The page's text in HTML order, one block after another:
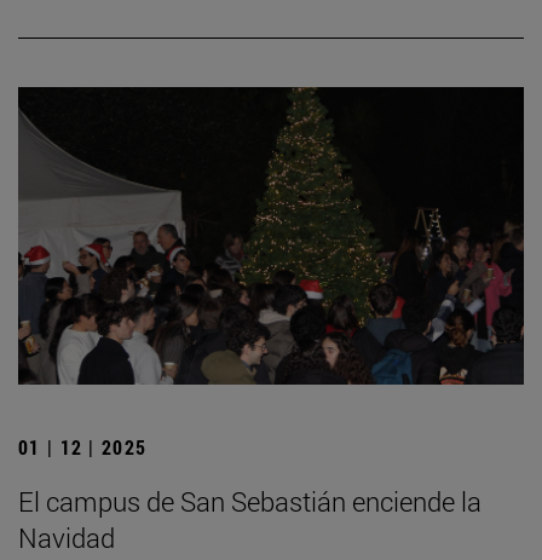
01 | 12 | 2025
El campus de San Sebastián enciende la
Navidad